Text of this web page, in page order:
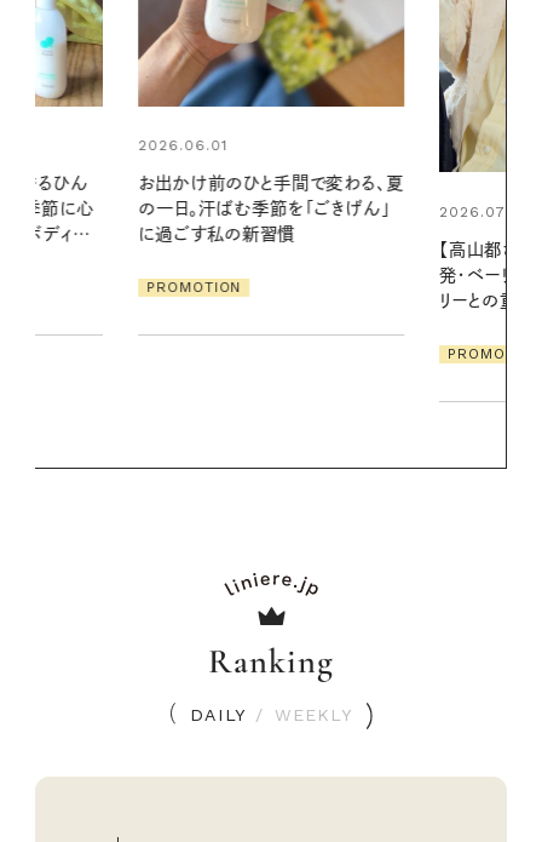
変わる、夏
ごきげん」
2026.07.21
リーとの重ねづけも素敵な大人の
2026.07.24
る【大人気の
PROMOTION
Ranking
DAILY / WEEKLY